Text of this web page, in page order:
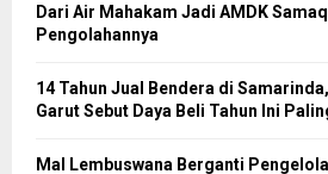
Dari Air Mahakam Jadi AMDK
Pengolahannya
14 Tahun Jual Bendera di
Garut Sebut Daya Beli Tahun Ini
Mal Lembuswana Berganti